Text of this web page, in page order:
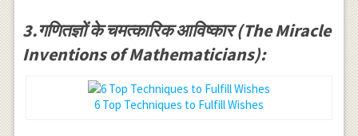
3.गणितज्ञों के चमत्कारिक आविष्कार (The Miracle
Inventions of Mathematicians):
6 Top Techniques to Fulfill Wishes